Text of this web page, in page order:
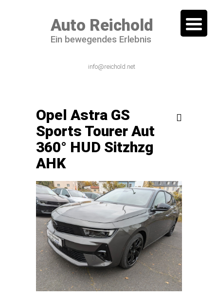
Auto Reichold
Ein bewegendes Erlebnis
info@reichold.net
Opel Astra GS
Sports Tourer Aut
360° HUD Sitzhzg
AHK
